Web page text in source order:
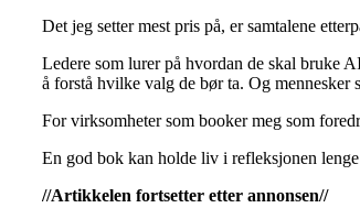
Det jeg setter mest pris på, er samtalene
Ledere som lurer på hvordan de skal bruke
å forstå hvilke valg de bør ta. Og mennesker
For virksomheter som booker meg som
En god bok kan holde liv i refleksjonen
//Artikkelen fortsetter etter annonsen//